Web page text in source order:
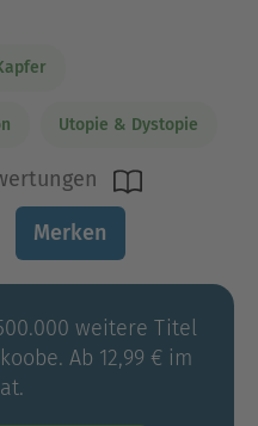
Utopie & Dystopie
Merken
weitere Titel
Ab 12,99 € im